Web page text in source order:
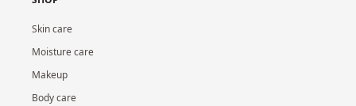
Skin care
Moisture care
Makeup
Body care